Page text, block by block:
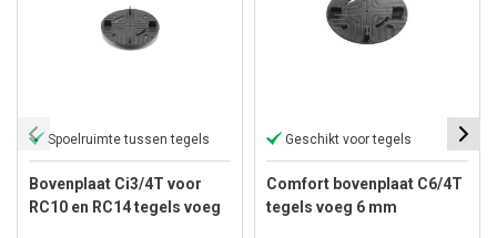
Spoelruimte tussen tegels
Bovenplaat Ci3/4T voor
RC10 en RC14 tegels voeg
Geschikt voor tegels
Comfort bovenplaat C6/4T
tegels voeg 6 mm